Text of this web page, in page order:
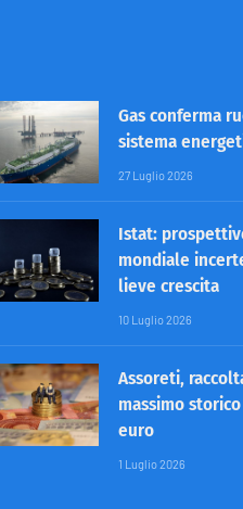
Gas conferma
sistema
27 Luglio 2026
Istat:
mondiale
lieve crescita
10 Luglio 2026
Assoreti,
massimo
euro
1 Luglio 2026